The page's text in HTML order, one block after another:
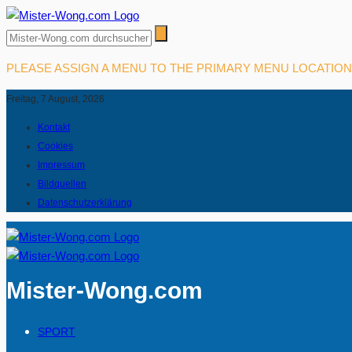
PLEASE ASSIGN A MENU TO THE PRIMARY MENU
Freitag, 7 August, 2026
Kontakt
Cookies
Impressum
Bildquellen
Datenschutzerklärung
Mister-Wong.com
SPORT